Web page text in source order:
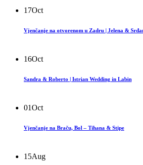
17Oct
Vjenčanje na otvorenom u Zadru | Jelena &
16Oct
Sandra & Roberto | Istrian Wedding in Labin
01Oct
Vjenčanje na Braču, Bol – Tihana & Stipe
15Aug